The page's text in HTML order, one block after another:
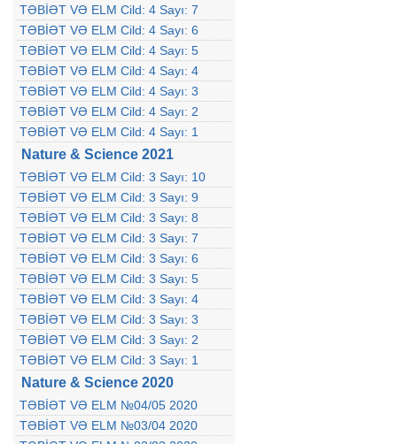
TƏBİƏT VƏ ELM Cild: 4 Sayı: 7
TƏBİƏT VƏ ELM Cild: 4 Sayı: 6
TƏBİƏT VƏ ELM Cild: 4 Sayı: 5
TƏBİƏT VƏ ELM Cild: 4 Sayı: 4
TƏBİƏT VƏ ELM Cild: 4 Sayı: 3
TƏBİƏT VƏ ELM Cild: 4 Sayı: 2
TƏBİƏT VƏ ELM Cild: 4 Sayı: 1
Nature & Science 2021
TƏBİƏT VƏ ELM Cild: 3 Sayı: 10
TƏBİƏT VƏ ELM Cild: 3 Sayı: 9
TƏBİƏT VƏ ELM Cild: 3 Sayı: 8
TƏBİƏT VƏ ELM Cild: 3 Sayı: 7
TƏBİƏT VƏ ELM Cild: 3 Sayı: 6
TƏBİƏT VƏ ELM Cild: 3 Sayı: 5
TƏBİƏT VƏ ELM Cild: 3 Sayı: 4
TƏBİƏT VƏ ELM Cild: 3 Sayı: 3
TƏBİƏT VƏ ELM Cild: 3 Sayı: 2
TƏBİƏT VƏ ELM Cild: 3 Sayı: 1
Nature & Science 2020
TƏBİƏT VƏ ELM №04/05 2020
TƏBİƏT VƏ ELM №03/04 2020